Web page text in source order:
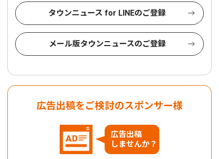
タウンニュース for LINEのご登録
メール版タウンニュースのご登録
広告出稿をご検討のスポンサー様
広告出稿
しませんか？